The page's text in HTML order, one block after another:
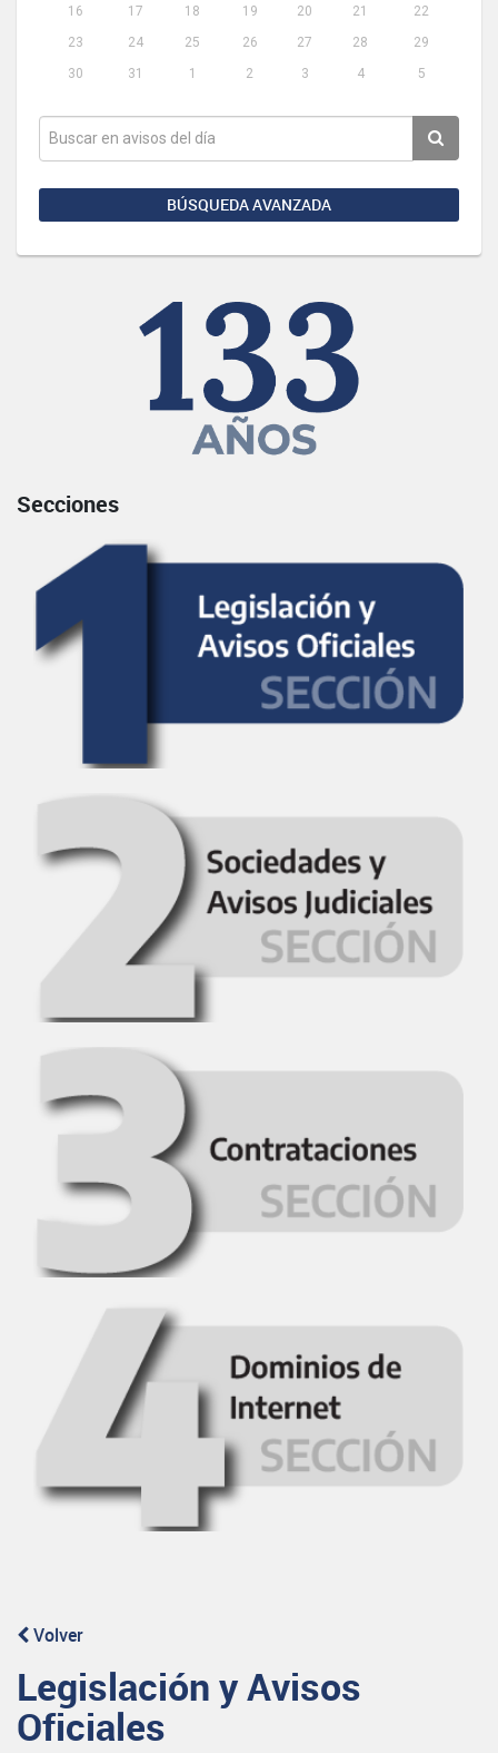
16
17 18 19 20 21
22
23
24 25 26 27 28
29
30
31 1 2 3 4 5
BÚSQUEDA AVANZADA
Secciones
Volver
Legislación y Avisos
Oficiales